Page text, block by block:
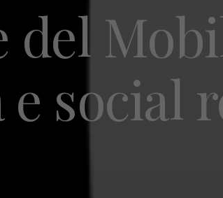
del
social